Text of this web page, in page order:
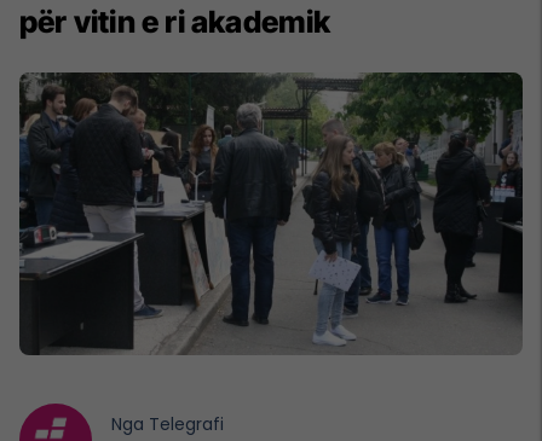
për vitin e ri akademik
Nga Telegrafi